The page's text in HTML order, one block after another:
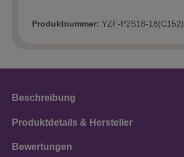
Produktnummer: YZF-P2S18-18(C152)
Beschreibung
Produktdetails & Hersteller
Bewertungen